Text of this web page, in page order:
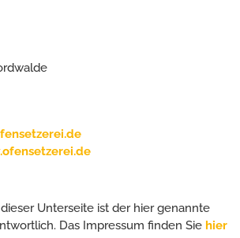
Unterseite ist der hier genannte
Das Impressum finden Sie hier